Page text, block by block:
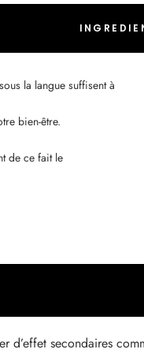
la langue suffisent à
bien-être.
de ce fait le
d’effet secondaires